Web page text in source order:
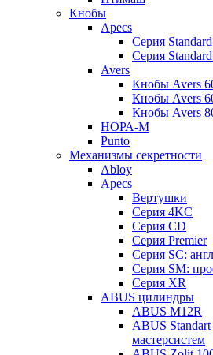
Кнобы
Apecs
Серия
Серия
Avers
Кнобы Avers
Кнобы Avers
Кнобы Avers
НОРА-М
Punto
Механизмы секретности
Abloy
Apecs
Вертушки
Серия 4KC
Серия CD
Серия Premier
Серия SC:
Серия SM:
Серия XR
ABUS цилиндры
ABUS M12R
ABUS
мастерсистем